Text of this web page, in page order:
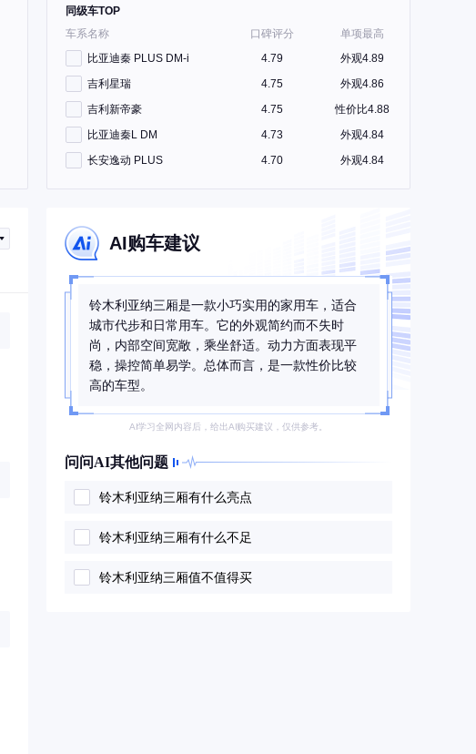
同级车TOP
车系名称
口碑评分
单项最高
比亚迪秦 PLUS DM-i
4.79
外观4.89
吉利星瑞
4.75
外观4.86
吉利新帝豪
4.75
性价比4.88
比亚迪秦L DM
4.73
外观4.84
长安逸动 PLUS
4.70 外观4.84
AI购车建议
铃木利亚纳三厢是一款小巧实用的家用车，适合
城市代步和日常用车。它的外观简约而不失时
尚，内部空间宽敞，乘坐舒适。动力方面表现平
稳，操控简单易学。总体而言，是一款性价比较
高的车型。
AI学习全网内容后，给出AI购买建议，仅供参考。
问问AI其他问题
铃木利亚纳三厢有什么亮点
铃木利亚纳三厢有什么不足
铃木利亚纳三厢值不值得买